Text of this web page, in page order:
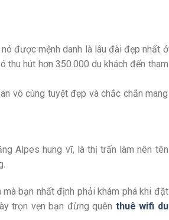
được mệnh danh là lâu đài đẹp nhất ở
thu hút hơn 350.000 du khách đến tham
vô cùng tuyệt đẹp và chắc chắn mang
Alpes hung vĩ, là thị trấn làm nên tên
bạn nhất định phải khám phá khi đặt
trọn vẹn bạn đừng quên thuê wifi du